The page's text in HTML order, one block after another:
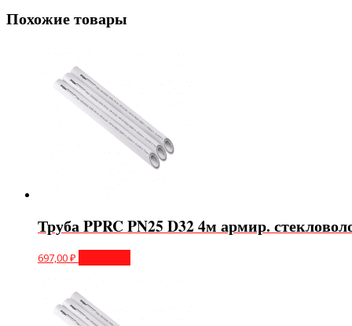
Похожие товары
Труба PPRC PN25 D32 4м армир.
697,00₽